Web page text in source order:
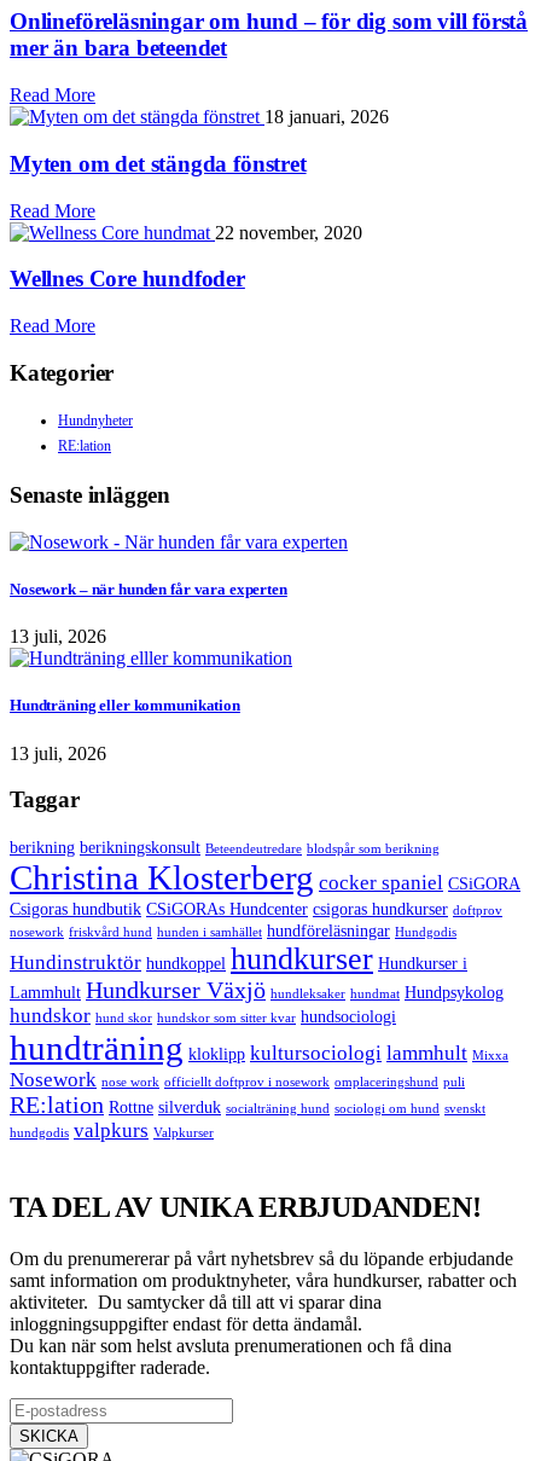
Onlineföreläsningar om hund – för dig som vill förstå
mer än bara beteendet
Read More
18 januari, 2026
Myten om det stängda fönstret
Read More
22 november, 2020
Wellnes Core hundfoder
Read More
Kategorier
Hundnyheter
RE:lation
Senaste inläggen
Nosework – när hunden får vara experten
13 juli, 2026
Hundträning eller kommunikation
13 juli, 2026
Taggar
berikning berikningskonsult Beteendeutredare blodspår som berikning
Christina Klosterberg cocker spaniel CSiGORA
Csigoras hundbutik CSiGORAs Hundcenter csigoras hundkurser doftprov
nosework friskvård hund hunden i samhället hundföreläsningar Hundgodis
Hundinstruktör hundkoppel hundkurser Hundkurser i
Lammhult Hundkurser Växjö hundleksaker hundmat Hundpsykolog
hundskor hund skor hundskor som sitter kvar hundsociologi
hundträning kloklipp kultursociologi lammhult Mixxa
Nosework nose work officiellt doftprov i nosework omplaceringshund puli
RE:lation Rottne silverduk socialträning hund sociologi om hund svenskt
hundgodis valpkurs Valpkurser
TA DEL AV UNIKA ERBJUDANDEN!
Om du prenumererar på vårt nyhetsbrev så du löpande erbjudande
samt information om produktnyheter, våra hundkurser, rabatter och
aktiviteter. Du samtycker då till att vi sparar dina
inloggningsuppgifter endast för detta ändamål.
Du kan när som helst avsluta prenumerationen och få dina
kontaktuppgifter raderade.